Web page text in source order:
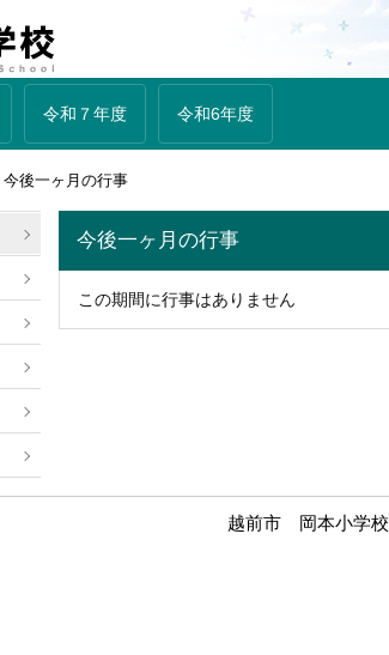
令和７年度 令和6年度
今後一ヶ月の行事
今後一ヶ月の行事
この期間に行事はありません
越前市 岡本小学校